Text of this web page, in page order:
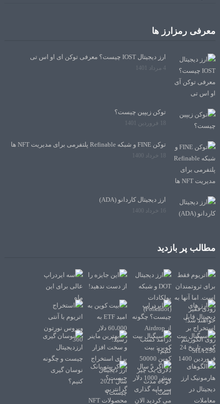
معرفی رمزارز ها
ارز دیجیتال IOST چیست؟ معرفی توکن آی او اس تی
4 مرداد 1401
توکن زیپین چیست؟
توکن FINE و شبکه Refinable پلتفرمی برای مدیریت NFT ها
ارز دیجیتال کاردانو (ADA)
16 خرداد 1400
مطالب پر بازدید